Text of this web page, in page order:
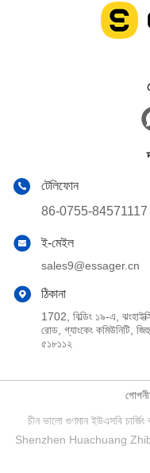
টেলিফোন
86-0755-84571117
ই-মেইল
sales9@essager.cn
ঠিকানা
1702, বিল্ডিং ১৯-এ,
রোড, গ্যাংকেং কমিউনিটি,
৫১৮১১২
চীন ভালো গুণমান ইউএসবি
Shenzhen Huachuang